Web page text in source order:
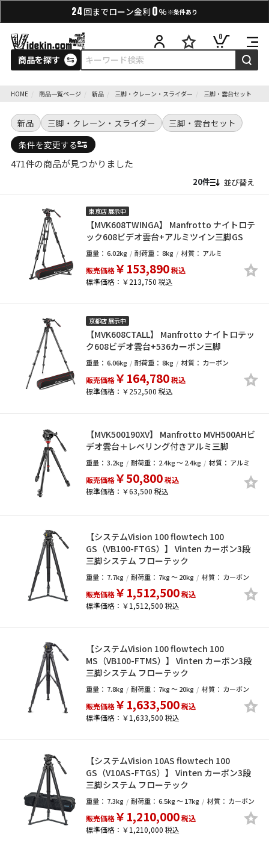
24 回までローン金利 0% ※条件あり
商品を探す
0
HOME 商品一覧ページ 新品 三脚・クレーン・スライダー 三脚・雲台セット
新品 三脚・クレーン・スライダー
三脚・雲台セット
条件を変更する
471件の商品が見つかりました
並び替え
東京店 展示中
【MVK608TWINGA】 Manfrotto ナイトロテ
ック608ビデオ雲台+アルミツイン三脚GS
重量： 6.02kg 耐荷重：8kg 材質： アルミ
販売価格￥153,890税込
標準価格：￥213,750 税込
京都店 展示中
【MVK608CTALL】 Manfrotto ナイトロテッ
ク608ビデオ雲台+536カーボン三脚
重量： 6.06kg 耐荷重：8kg 材質： カーボン
販売価格￥164,780税込
標準価格：￥252,500 税込
【MVK500190XV】 Manfrotto MVH500AHビ
デオ雲台＋レベリング付きアルミ三脚
重量： 3.2kg 耐荷重： 2.4kg ～ 2.4kg 材質： アルミ
販売価格￥50,800税込
標準価格：￥63,500 税込
【システムVision 100 flowtech 100
GS（VB100-FTGS）】 Vinten カーボン3段
三脚システム フローテック
重量： 7.7kg 耐荷重： 7kg ～ 20kg 材質： カーボン
販売価格￥1,512,500税込
標準価格：￥1,512,500 税込
【システムVision 100 flowtech 100
MS（VB100-FTMS）】 Vinten カーボン3段
三脚システム フローテック
重量： 7.8kg 耐荷重： 7kg ～ 20kg 材質： カーボン
販売価格￥1,633,500税込
標準価格：￥1,633,500 税込
【システムVision 10AS flowtech 100
GS（V10AS-FTGS）】 Vinten カーボン3段
三脚システム フローテック
重量： 7.3kg 耐荷重：6.5kg ～ 17kg 材質： カーボン
販売価格￥1,210,000税込
標準価格：￥1,210,000 税込